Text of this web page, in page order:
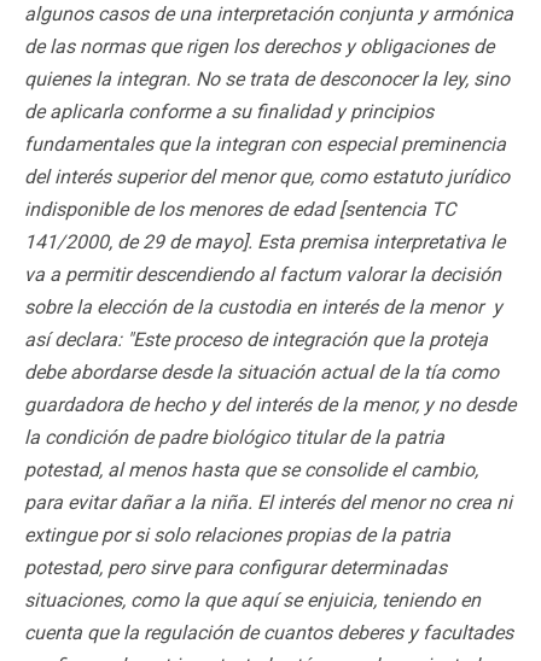
algunos casos de una interpretación conjunta y armónica
de las normas que rigen los derechos y obligaciones de
quienes la integran. No se trata de desconocer la ley, sino
de aplicarla conforme a su finalidad y principios
fundamentales que la integran con especial preminencia
del interés superior del menor que, como estatuto jurídico
indisponible de los menores de edad [sentencia TC
141/2000, de 29 de mayo]. Esta premisa interpretativa le
va a permitir descendiendo al factum valorar la decisión
sobre la elección de la custodia en interés de la menor y
así declara: "Este proceso de integración que la proteja
debe abordarse desde la situación actual de la tía como
guardadora de hecho y del interés de la menor, y no desde
la condición de padre biológico titular de la patria
potestad, al menos hasta que se consolide el cambio,
para evitar dañar a la niña. El interés del menor no crea ni
extingue por si solo relaciones propias de la patria
potestad, pero sirve para configurar determinadas
situaciones, como la que aquí se enjuicia, teniendo en
cuenta que la regulación de cuantos deberes y facultades